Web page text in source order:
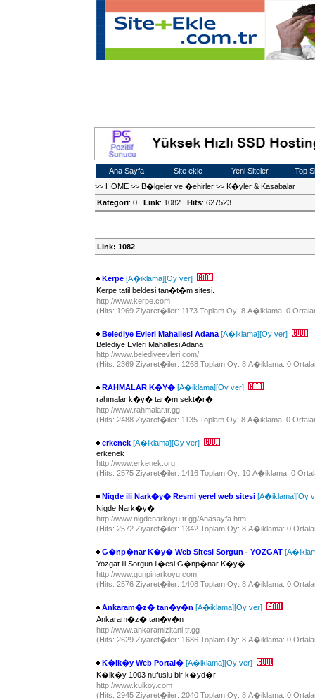
Ana Sayfa Site ekle Yeni Siteler
Top
>> HOME >> B�lgeler ve �ehirler >> K�yler & Kasabalar
Kategori: 0 Link: 1082 Hits: 627523
Link: 1082
Kerpe [A�iklama][Oy ver]
Kerpe tatil beldesi tan�t�m sitesi.
http://www.kerpe.com
(Hits: 1969 Ziyaret�iler: 1173 Toplam Oy: 8 A�iklama: 0
Belediye Evleri Mahallesi Adana [A�iklama][Oy ver]
Belediye Evleri Mahallesi Adana
http://www.belediyeevleri.com/
(Hits: 2369 Ziyaret�iler: 1268 Toplam Oy: 8 A�iklama: 0
RAHMALAR K�Y� [A�iklama][Oy ver]
rahmalar k�y� tar�m sekt�r�
http://www.rahmalar.tr.gg
(Hits: 2488 Ziyaret�iler: 1135 Toplam Oy: 8 A�iklama: 0
erkenek [A�iklama][Oy ver]
erkenek
http://www.erkenek.org
(Hits: 2575 Ziyaret�iler: 1416 Toplam Oy: 10 A�iklama: 0
Nigde ili Nark�y� Resmi yerel web sitesi [A�iklama][Oy
Nigde Nark�y�
http://www.nigdenarkoyu.tr.gg/Anasayfa.htm
(Hits: 2572 Ziyaret�iler: 1342 Toplam Oy: 8 A�iklama: 0
G�np�nar K�y� Web Sitesi Sorgun - YOZGAT
Yozgat ili Sorgun il�esi G�np�nar K�y�
http://www.gunpinarkoyu.com
(Hits: 2576 Ziyaret�iler: 1408 Toplam Oy: 8 A�iklama: 0
Ankaram�z� tan�y�n [A�iklama][Oy ver]
Ankaram�z� tan�y�n
http://www.ankaramizitani.tr.gg
(Hits: 2629 Ziyaret�iler: 1686 Toplam Oy: 8 A�iklama: 0
K�lk�y Web Portal� [A�iklama][Oy ver]
K�lk�y 1003 nufuslu bir k�yd�r
http://www.kulkoy.com
(Hits: 2945 Ziyaret�iler: 2040 Toplam Oy: 8 A�iklama: 0